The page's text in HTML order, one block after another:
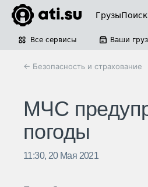
ГрузыПоиск
Все сервисы Ваши
← Безопасность и страхование
МЧС
погоды
11:30, 20 Мая 2021